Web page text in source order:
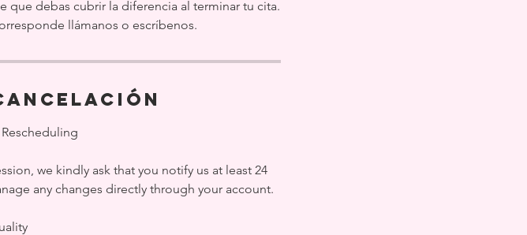
que debas cubrir la diferencia al terminar tu cita.
llámanos o escríbenos.
we kindly ask that you notify us at least 24
any changes directly through your account.